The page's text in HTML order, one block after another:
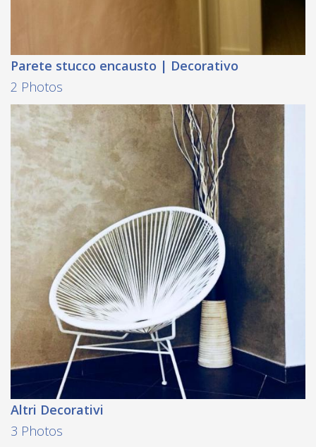
Parete stucco encausto | Decorativo
2 Photos
Altri Decorativi
3 Photos